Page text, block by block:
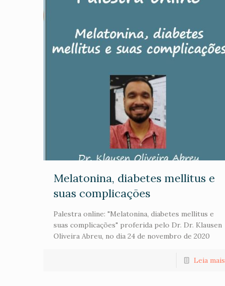
Melatonina, diabetes mellitus e
suas complicações
Palestra online: "Melatonina, diabetes mellitus e
suas complicações" proferida pelo Dr. Dr. Klausen
Oliveira Abreu, no dia 24 de novembro de 2020
Leia mais